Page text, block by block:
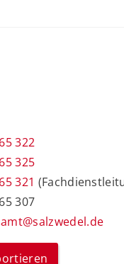
322
325
321
307